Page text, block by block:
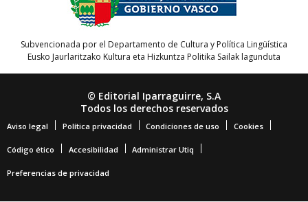
Subvencionada por el Departamento de Cultura y Política Lingüística
Eusko Jaurlaritzako Kultura eta Hizkuntza Politika Sailak lagunduta
© Editorial Iparraguirre, S.A
Todos los derechos reservados
Aviso legal Política privacidad Condiciones de uso Cookies
Código ético Accesibilidad Administrar Utiq
Preferencias de privacidad